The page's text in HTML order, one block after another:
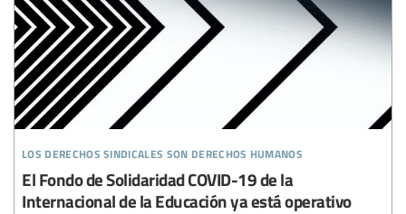
los derechos sindicales son derechos humanos
El Fondo de Solidaridad COVID-19 de la
Internacional de la Educación ya está operativo